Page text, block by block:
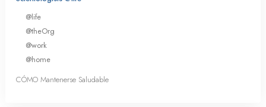
@life
@theOrg
@work
@home
CÓMO Mantenerse Saludable